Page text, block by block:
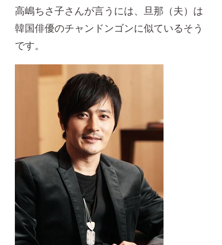
高嶋ちさ子さんが言うには、旦那（夫）は
韓国俳優のチャンドンゴンに似ているそう
です。